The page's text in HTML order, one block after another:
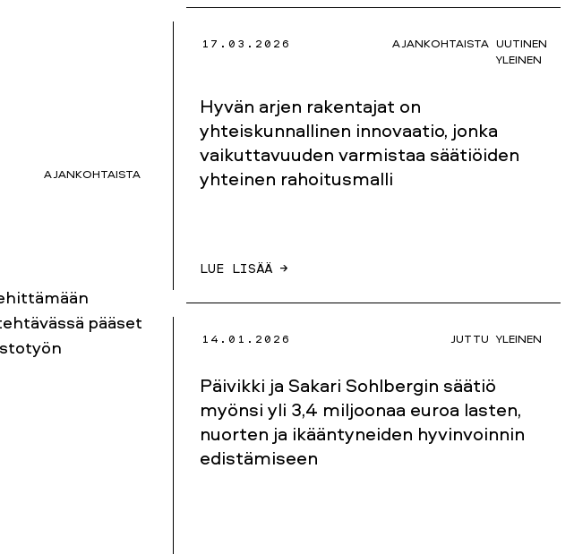
AJANKOHTAISTA
pääset
17.03.2026 AJANKOHTAISTA UUTINEN
YLEINEN
Hyvän arjen rakentajat on
yhteiskunnallinen innovaatio, jonka
vaikuttavuuden varmistaa säätiöiden
yhteinen rahoitusmalli
LUE LISÄÄ →
14.01.2026 JUTTU YLEINEN
Päivikki ja Sakari Sohlbergin säätiö
myönsi yli 3,4 miljoonaa euroa lasten,
nuorten ja ikääntyneiden hyvinvoinnin
edistämiseen